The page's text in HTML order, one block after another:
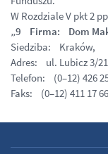
W Rozdziale V pkt 2
„9 Firma: Dom
Siedziba: Kraków,
Adres: ul. Lubicz 3/
Telefon: (0–12) 426
Faks: (0–12) 411 17